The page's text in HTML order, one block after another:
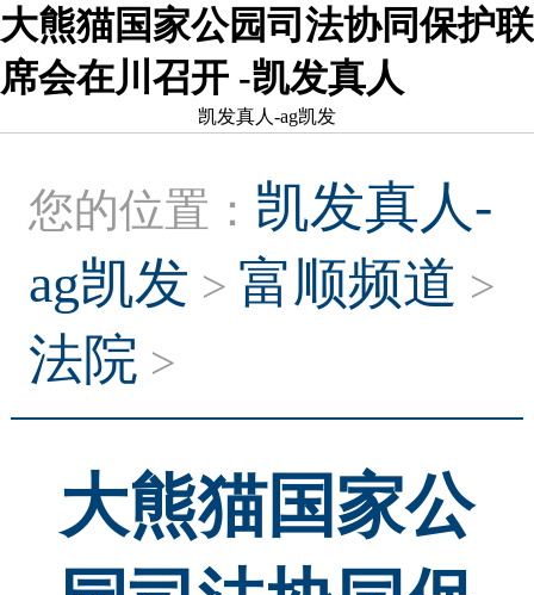
大熊猫国家公园司法协同保护联
席会在川召开 -凯发真人
凯发真人-ag凯发
您的位置： 凯发真人-
ag凯发 > 富顺频道 >
法院 >
大熊猫国家公